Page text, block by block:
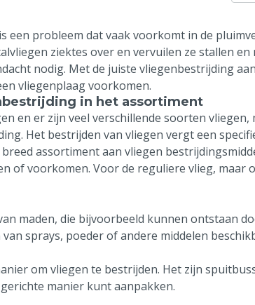
een probleem dat vaak voorkomt in de
ziektes over en vervuilen ze stallen en
nodig. Met de juiste vliegenbestrijding
vliegenplaag voorkomen.
in het assortiment
en er zijn veel verschillende soorten vliegen,
Het bestrijden van vliegen vergt een
assortiment aan vliegen
of voorkomen. Voor de reguliere vlieg, maar
maden, die bijvoorbeeld kunnen ontstaan
sprays, poeder of andere middelen
om vliegen te bestrijden. Het zijn
manier kunt aanpakken.